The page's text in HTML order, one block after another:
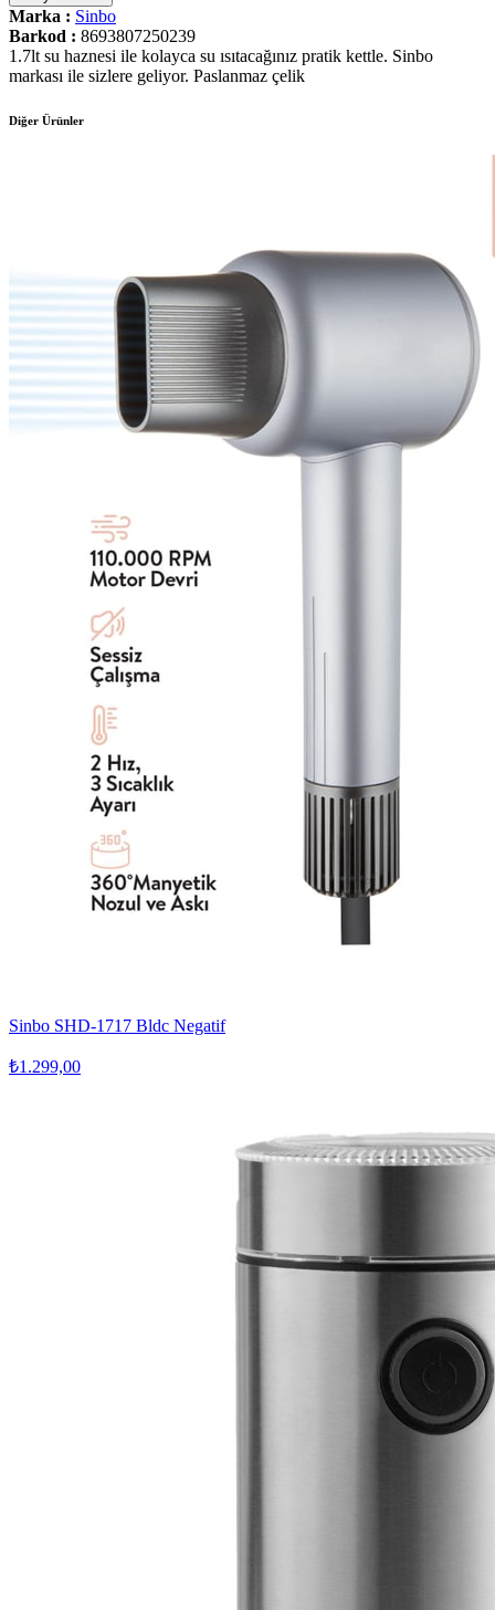
Marka : Sinbo
Barkod : 8693807250239
1.7lt su haznesi ile kolayca su ısıtacağınız pratik kettle. Sinbo
markası ile sizlere geliyor. Paslanmaz çelik
Diğer Ürünler
Sinbo SHD-1717 Bldc Negatif
₺1.299,00